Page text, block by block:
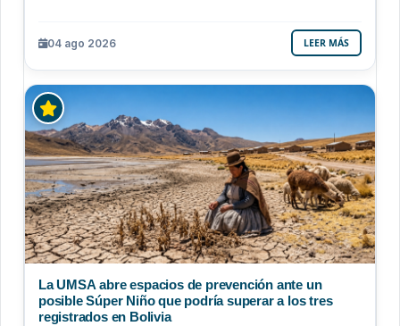
04 ago 2026 LEER MÁS
La UMSA abre espacios de prevención ante un
posible Súper Niño que podría superar a los tres
registrados en Bolivia